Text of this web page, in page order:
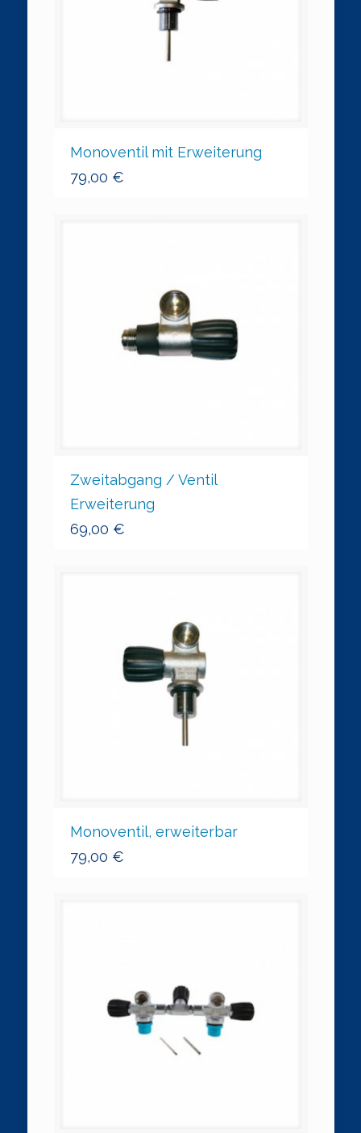
Monoventil mit Erweiterung
79,00 €
Zweitabgang / Ventil
Erweiterung
69,00 €
Monoventil, erweiterbar
79,00 €